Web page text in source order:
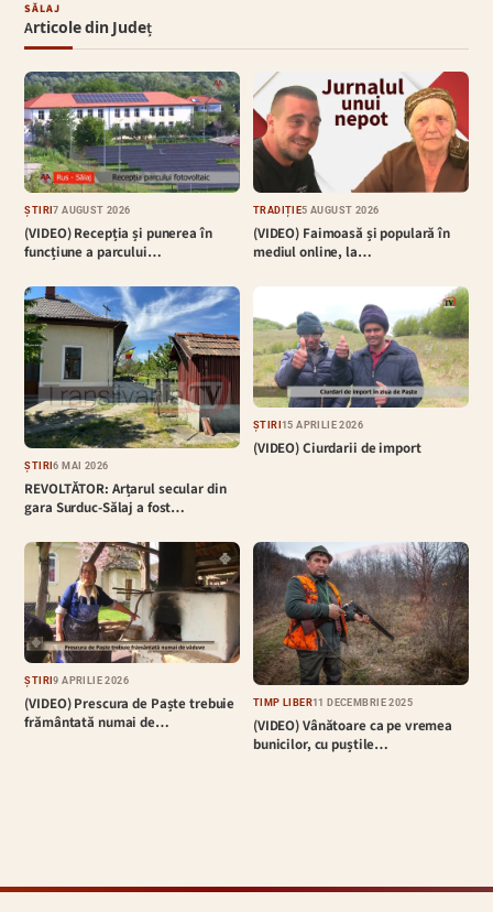
SĂLAJ
Articole din Județ
ȘTIRI7 AUGUST 2026
(VIDEO) Recepția și punerea în
funcțiune a parcului…
TRADIȚIE5 AUGUST 2026
(VIDEO) Faimoasă și populară în
mediul online, la…
ȘTIRI6 MAI 2026
REVOLTĂTOR: Arțarul secular din
gara Surduc-Sălaj a fost…
ȘTIRI15 APRILIE 2026
(VIDEO) Ciurdarii de import
ȘTIRI9 APRILIE 2026
(VIDEO) Prescura de Paște trebuie
frământată numai de…
TIMP LIBER11 DECEMBRIE 2025
(VIDEO) Vânătoare ca pe vremea
bunicilor, cu puștile…